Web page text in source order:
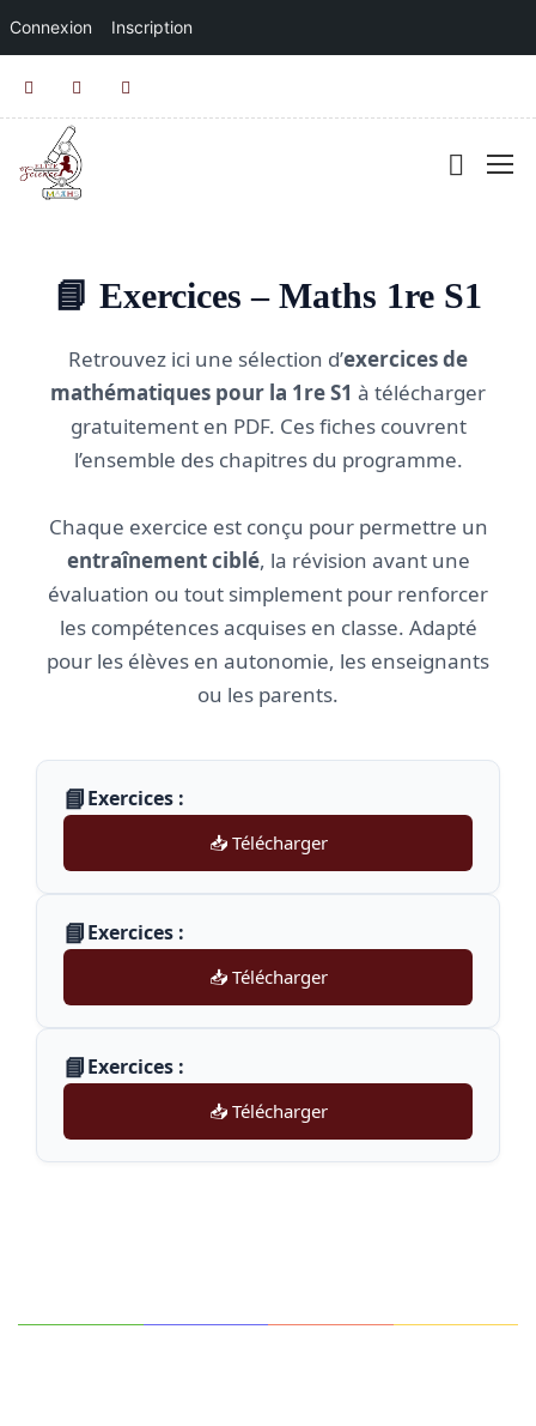
Connexion Inscription
📘 Exercices – Maths 1re S1
Retrouvez ici une sélection d’exercices de
mathématiques pour la 1re S1 à télécharger
gratuitement en PDF. Ces fiches couvrent
l’ensemble des chapitres du programme.
Chaque exercice est conçu pour permettre un
entraînement ciblé, la révision avant une
évaluation ou tout simplement pour renforcer
les compétences acquises en classe. Adapté
pour les élèves en autonomie, les enseignants
ou les parents.
📘Exercices :
📥 Télécharger
📘Exercices :
📥 Télécharger
📘Exercices :
📥 Télécharger